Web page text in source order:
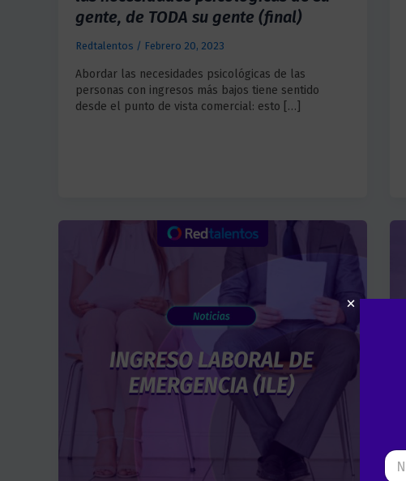
gente, de TODA su gente (final)
Redtalentos / Febrero 20, 2023
Abordar las necesidades psicológicas de las
personas con ingresos más bajos tiene sentido
desde el punto de vista comercial: esto […]
N
o